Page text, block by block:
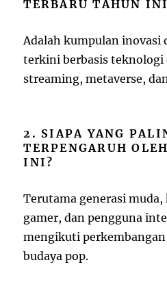
TERBARU TAHUN
Adalah kumpulan inovasi
terkini berbasis teknologi
streaming, metaverse,
2. SIAPA YANG
TERPENGARUH
INI?
Terutama generasi
gamer, dan pengguna
mengikuti
budaya pop.